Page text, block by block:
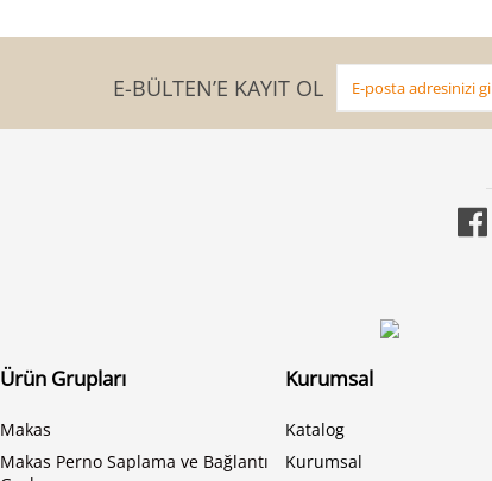
E-BÜLTEN’E KAYIT OL
Ürün Grupları
Makas
Makas Perno Saplama ve Bağlantı
Kurumsal
Katalog
Kurumsal